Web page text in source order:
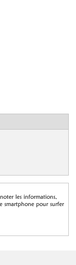
les informations,
smartphone pour surfer